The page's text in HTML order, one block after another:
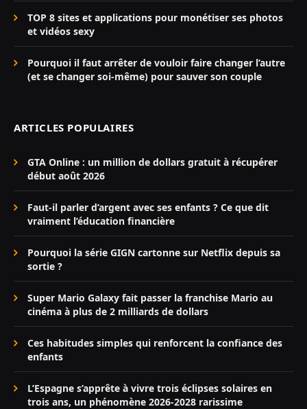
TOP 8 sites et applications pour monétiser ses photos
et vidéos sexy
Pourquoi il faut arrêter de vouloir faire changer l’autre
(et se changer soi-même) pour sauver son couple
ARTICLES POPULAIRES
GTA Online : un million de dollars gratuit à récupérer
début août 2026
Faut-il parler d’argent avec ses enfants ? Ce que dit
vraiment l’éducation financière
Pourquoi la série GIGN cartonne sur Netflix depuis sa
sortie ?
Super Mario Galaxy fait passer la franchise Mario au
cinéma à plus de 2 milliards de dollars
Ces habitudes simples qui renforcent la confiance des
enfants
L’Espagne s’apprête à vivre trois éclipses solaires en
trois ans, un phénomène 2026-2028 rarissime